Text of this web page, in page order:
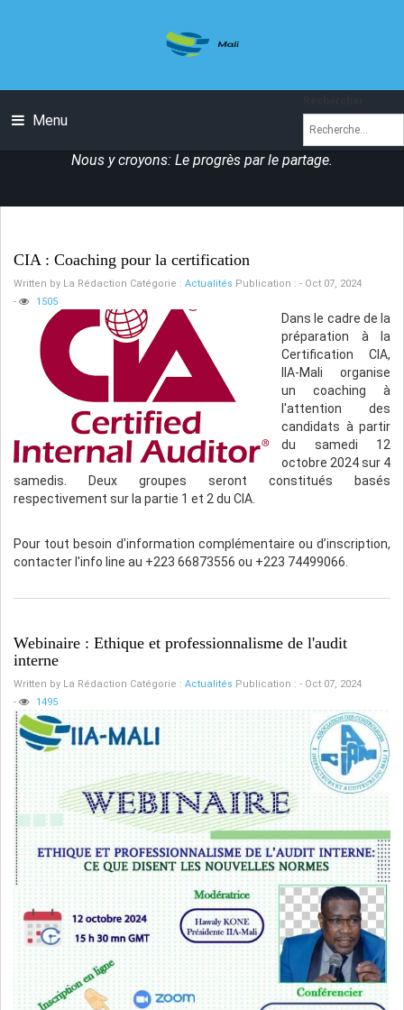
Menu
Nous y croyons: Le progrès par le partage.
CIA : Coaching pour la certification
Written by La Rédaction Catégorie : Actualités Publication : - Oct 07, 2024
-
1505
Dans le cadre de la
préparation à la
Certification CIA,
IIA-Mali organise
un coaching à
l'attention des
candidats à partir
du samedi 12
octobre 2024 sur 4
samedis. Deux groupes seront constitués basés
respectivement sur la partie 1 et 2 du CIA.
Pour tout besoin d'information complémentaire ou d’inscription,
contacter l'info line au +223 66873556 ou +223 74499066.
Webinaire : Ethique et professionnalisme de l'audit
interne
Written by La Rédaction Catégorie : Actualités Publication : - Oct 07, 2024
-
1495